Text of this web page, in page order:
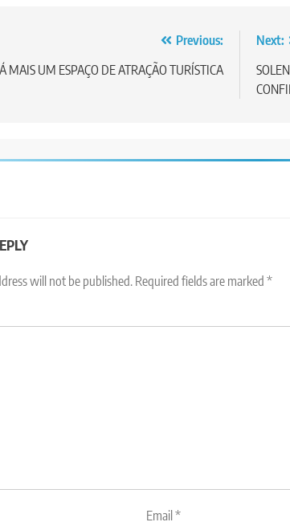
Previous:
MAIS UM ESPAÇO DE ATRAÇÃO TURÍSTICA
Next:
will not be published. Required fields are marked *
Email*